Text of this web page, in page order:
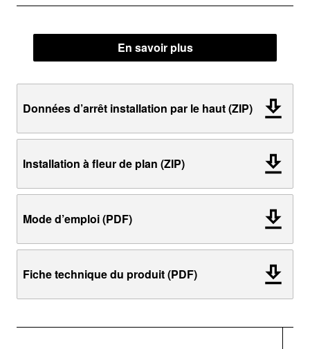
En savoir plus
Données d’arrêt installation par le haut (ZIP)
Installation à fleur de plan (ZIP)
Mode d’emploi (PDF)
Fiche technique du produit (PDF)